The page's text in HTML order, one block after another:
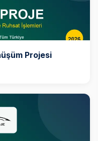
Projesi